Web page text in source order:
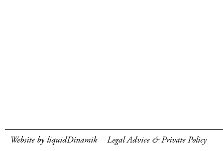
Website by liquidDinamik Legal Advice & Private Policy